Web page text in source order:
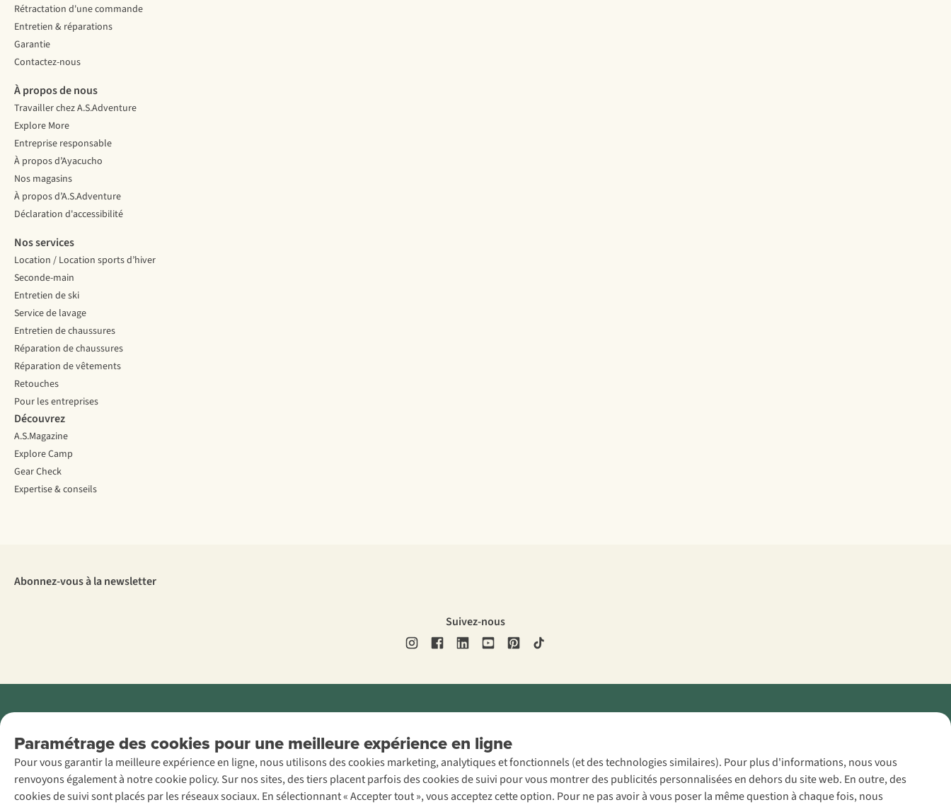
Paramétrage des cookies pour une meilleure expérience en ligne
Pour vous garantir la meilleure expérience en ligne, nous utilisons des cookies marketing, analytiques et fonctionnels (et des technologies similaires). Pour plus d'informations, nous vous
renvoyons également à notre cookie policy. Sur nos sites, des tiers placent parfois des cookies de suivi pour vous montrer des publicités personnalisées en dehors du site web. En outre, des
cookies de suivi sont placés par les réseaux sociaux. En sélectionnant « Accepter tout », vous acceptez cette option. Pour ne pas avoir à vous poser la même question à chaque fois, nous
Rétractation d'une commande
Entretien & réparations
Garantie
Contactez-nous
À propos de nous
Travailler chez A.S.Adventure
Explore More
Entreprise responsable
À propos d’Ayacucho
Nos magasins
À propos d’A.S.Adventure
Déclaration d'accessibilité
Nos services
Location / Location sports d’hiver
Seconde-main
Entretien de ski
Service de lavage
Entretien de chaussures
Réparation de chaussures
Réparation de vêtements
Retouches
Pour les entreprises
Découvrez
A.S.Magazine
Explore Camp
Gear Check
Expertise & conseils
Abonnez-vous à la newsletter
Suivez-nous
AS Adventure
France SAS,
Rue du Vieux
Faubourg 14, F-